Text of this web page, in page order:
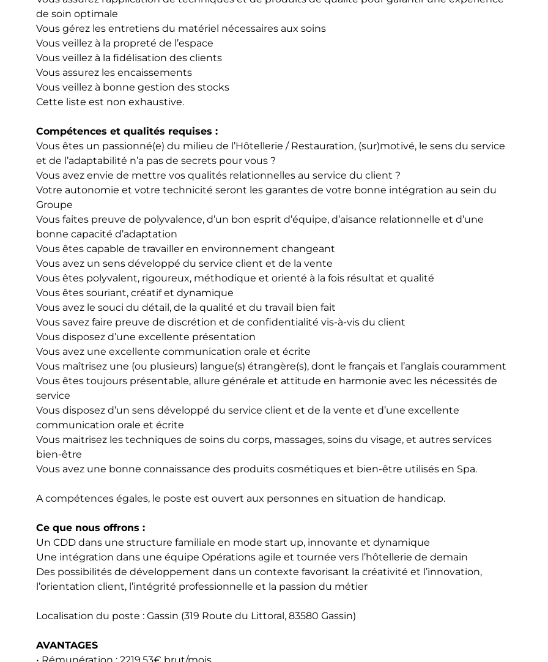
de soin optimale
Vous gérez les entretiens du matériel nécessaires aux soins
Vous veillez à la propreté de l’espace
Vous veillez à la fidélisation des clients
Vous assurez les encaissements
Vous veillez à bonne gestion des stocks
Cette liste est non exhaustive.
Compétences et qualités requises :
Vous êtes un passionné(e) du milieu de l’Hôtellerie / Restauration, (sur)motivé, le sens du service
et de l’adaptabilité n’a pas de secrets pour vous ?
Vous avez envie de mettre vos qualités relationnelles au service du client ?
Votre autonomie et votre technicité seront les garantes de votre bonne intégration au sein du
Groupe
Vous faites preuve de polyvalence, d’un bon esprit d’équipe, d’aisance relationnelle et d’une
bonne capacité d’adaptation
Vous êtes capable de travailler en environnement changeant
Vous avez un sens développé du service client et de la vente
Vous êtes polyvalent, rigoureux, méthodique et orienté à la fois résultat et qualité
Vous êtes souriant, créatif et dynamique
Vous avez le souci du détail, de la qualité et du travail bien fait
Vous savez faire preuve de discrétion et de confidentialité vis-à-vis du client
Vous disposez d’une excellente présentation
Vous avez une excellente communication orale et écrite
Vous maîtrisez une (ou plusieurs) langue(s) étrangère(s), dont le français et l’anglais couramment
Vous êtes toujours présentable, allure générale et attitude en harmonie avec les nécessités de
service
Vous disposez d’un sens développé du service client et de la vente et d’une excellente
communication orale et écrite
Vous maitrisez les techniques de soins du corps, massages, soins du visage, et autres services
bien-être
Vous avez une bonne connaissance des produits cosmétiques et bien-être utilisés en Spa.
A compétences égales, le poste est ouvert aux personnes en situation de handicap.
Ce que nous offrons :
Un CDD dans une structure familiale en mode start up, innovante et dynamique
Une intégration dans une équipe Opérations agile et tournée vers l’hôtellerie de demain
Des possibilités de développement dans un contexte favorisant la créativité et l’innovation,
l’orientation client, l’intégrité professionnelle et la passion du métier
Localisation du poste : Gassin (319 Route du Littoral, 83580 Gassin)
AVANTAGES